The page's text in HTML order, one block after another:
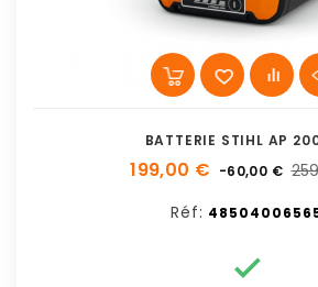
BATTERIE STIHL AP
199,00 € -60,00 €
Réf:
